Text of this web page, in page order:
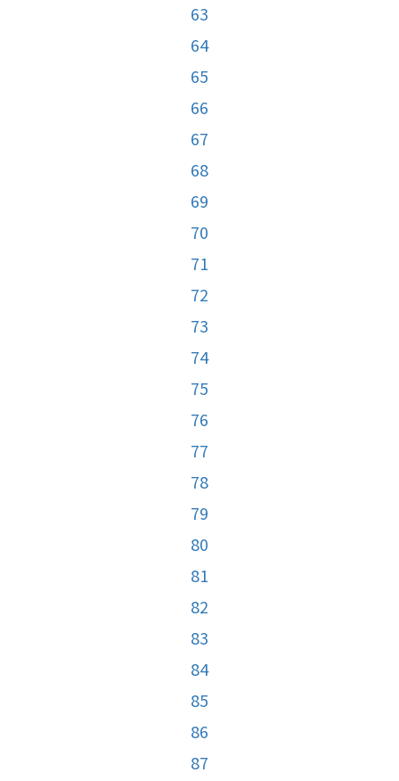
63
64
65
66
67
68
69
70
71
72
73
74
75
76
77
78
79
80
81
82
83
84
85
86
87